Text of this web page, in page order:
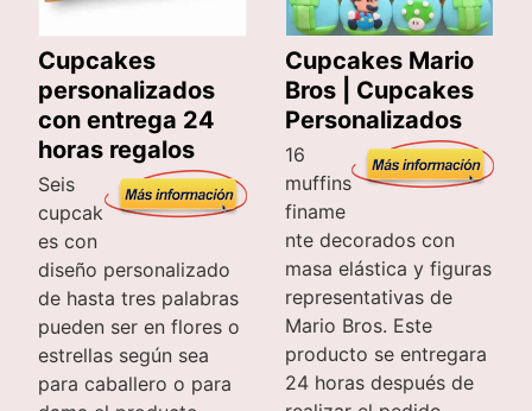
Cupcakes
personalizados
con entrega 24
horas regalos
Seis
cupcak
es con
diseño personalizado
de hasta tres palabras
pueden ser en flores o
estrellas según sea
para caballero o para
Cupcakes Mario
Bros | Cupcakes
Personalizados
16
muffins
finame
nte decorados con
masa elástica y figuras
representativas de
Mario Bros. Este
producto se entregara
24 horas después de